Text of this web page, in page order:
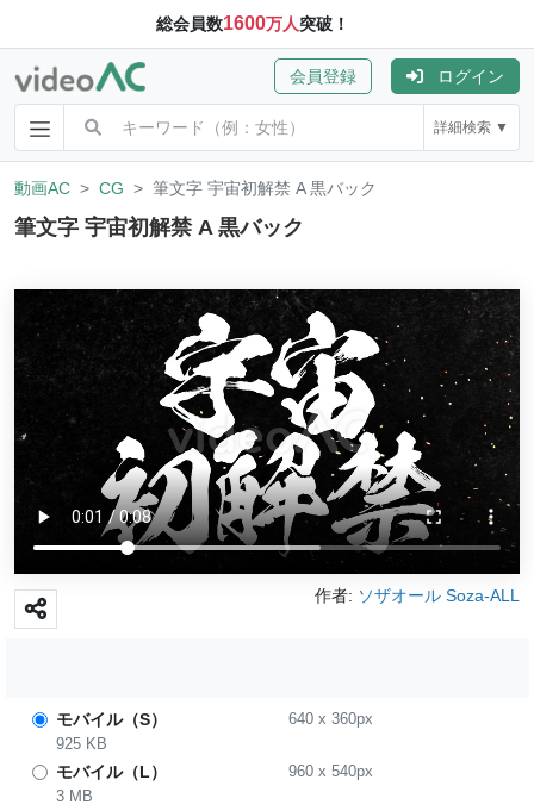
総会員数1600万人突破！
会員登録 ログイン
詳細検索 ▼
動画AC CG 筆文字 宇宙初解禁 A 黒バック
筆文字 宇宙初解禁 A 黒バック
作者: ソザオール Soza-ALL
モバイル（S） 640x 360px
925 KB
モバイル（L） 960x 540px
3 MB